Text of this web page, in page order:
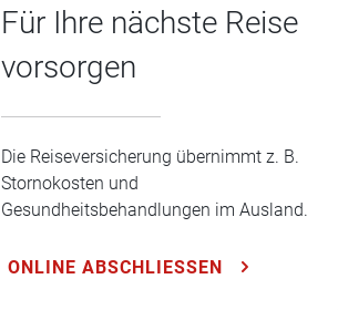
Für Ihre nächste Reise
vorsorgen
Die Reiseversicherung übernimmt z. B.
Stornokosten und
Gesundheitsbehandlungen im Ausland.
ONLINE ABSCHLIESSEN